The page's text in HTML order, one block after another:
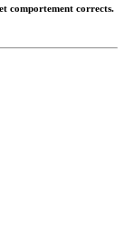
comportement corrects.